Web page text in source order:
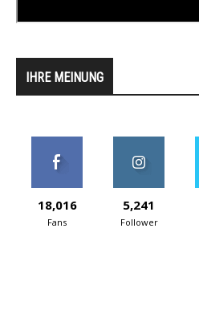
IHRE MEINUNG
18,016
Fans
5,241
Follower